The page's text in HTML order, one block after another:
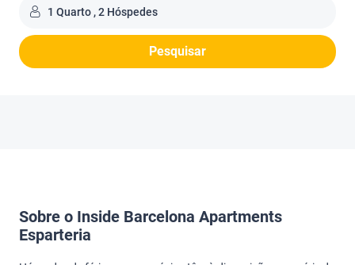
1 Quarto , 2 Hóspedes
Pesquisar
Sobre o Inside Barcelona Apartments
Esparteria